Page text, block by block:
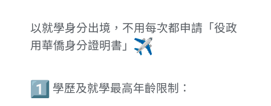
以就學身分出境，不用每次都申請「 役政
用華僑身分證明書」
學歷及就學最高年齡限制：